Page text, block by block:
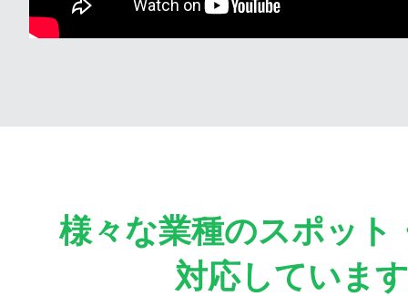
様々な業種のスポット
対応しています